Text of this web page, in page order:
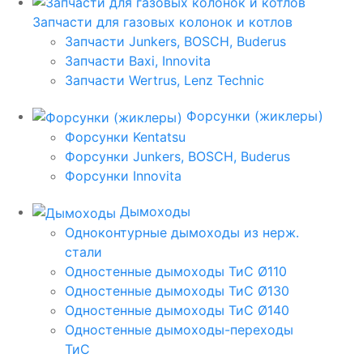
Запчасти для газовых колонок и котлов
Запчасти Junkers, BOSCH, Buderus
Запчасти Baxi, Innovita
Запчасти Wertrus, Lenz Technic
Форсунки (жиклеры)
Форсунки Kentatsu
Форсунки Junkers, BOSCH, Buderus
Форсунки Innovita
Дымоходы
Одноконтурные дымоходы из нерж.
стали
Одностенные дымоходы ТиС Ø110
Одностенные дымоходы ТиС Ø130
Одностенные дымоходы ТиС Ø140
Одностенные дымоходы-переходы
ТиС